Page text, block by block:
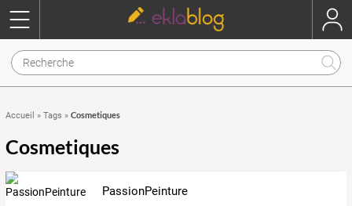
Accueil » Tags » Cosmetiques
Cosmetiques
PassionPeinture